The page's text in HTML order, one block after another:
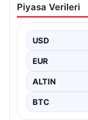
Nedeniyle
Piyasa Verileri
USD
EUR
ALTIN
BTC